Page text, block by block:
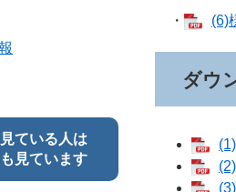
・ (6)
ダウ
ている人は
見ています